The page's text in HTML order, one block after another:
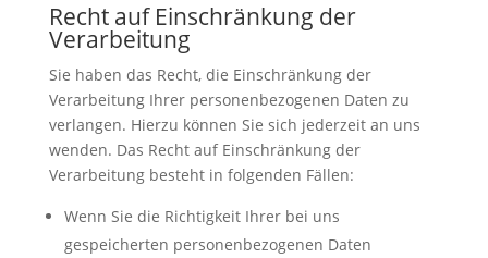
Recht auf Einschränkung der
Verarbeitung
Sie haben das Recht, die Einschränkung der
Verarbeitung Ihrer personenbezogenen Daten zu
verlangen. Hierzu können Sie sich jederzeit an uns
wenden. Das Recht auf Einschränkung der
Verarbeitung besteht in folgenden Fällen:
Wenn Sie die Richtigkeit Ihrer bei uns
gespeicherten personenbezogenen Daten